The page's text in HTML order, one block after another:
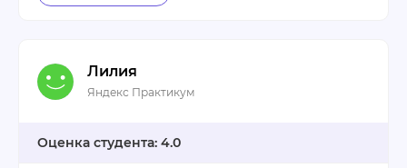
уроках всё выглядит максимально просто,
программами с очень серьёзными отработками.
Однако, всё построено так, чтобы студенты
Программа очень динамичная и обширная. Упор
работы. Также даётся масса дополнительных
Лилия
Яндекс Практикум
4.0